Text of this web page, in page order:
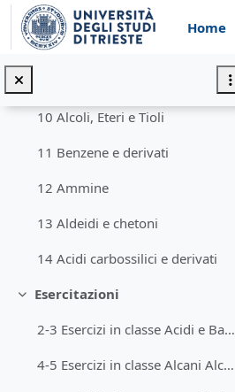
Vai al contenuto principale
Home
8 Reazioni degli alcheni
10 Alcoli, Eteri e Tioli
11 Benzene e derivati
12 Ammine
13 Aldeidi e chetoni
14 Acidi carbossilici e derivati
Minimizza
Esercitazioni
2-3 Esercizi in classe Acidi e Basi STUDENTI
4-5 Esercizi in classe Alcani Alcheni Alchini STUDENTI